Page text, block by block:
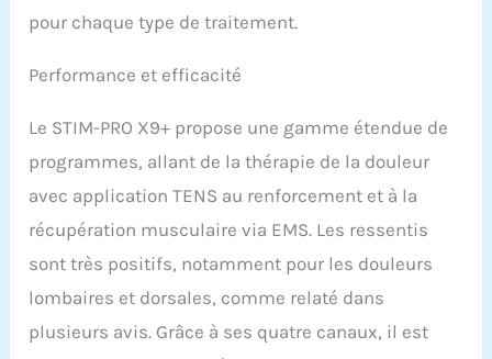
pour chaque type de traitement.
Performance et efficacité
Le STIM-PRO X9+ propose une gamme étendue de
programmes, allant de la thérapie de la douleur
avec application TENS au renforcement et à la
récupération musculaire via EMS. Les ressentis
sont très positifs, notamment pour les douleurs
lombaires et dorsales, comme relaté dans
plusieurs avis. Grâce à ses quatre canaux, il est